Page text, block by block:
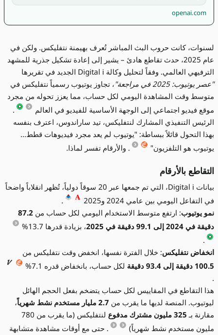
openai.com
لسنوات، كانت حروب البث المباشر تُعرف بهيمنة نتفليكس. ولكن في
عام 2025، حدث تقاطع هادئ – يشير إلى إعادة تشكيل جذرية للمشهد
الترفيهي العالمي. وفقاً لتحليل وكالة Digital i الجديد في تقريرها
"عصر يوتيوب: 2025 في مراجعة"
، تجاوز يوتيوب رسمياً نتفليكس في
متوسط وقت المشاهدة اليومي لكل حساب، مما يعزز تحوله من مجرد
موقع فيديو اجتماعي إلى الوجهة الأساسية للفيديو في العالم
.
الرئيس التنفيذي المشارك لنتفليكس، تيد ساراندوس، اعترف بنفسه
بهذا التحول قائلاً ببساطة: "يوتيوب لم يعد مجرد فيديوهات قطط...
يوتيوب هو التلفزيون"
. والأرقام تفسر لماذا.
التقاطع بالأرقام
بيانات Digital i، التي تم جمعها عبر 20 سوقاً دولياً، تُظهر انقلاباً واضحاً
في التفاعل اليومي بين عامي 2024 و2025
.
نمو يوتيوب: ارتفع متوسط الاستخدام اليومي لكل حساب من 87.2
دقيقة في 2024 إلى 99.1 دقيقة في 2025
، بزيادة قدرها 13.7%
.
انخفاض نتفليكس: خلال الفترة نفسها، انخفض وقت نتفليكس من
100.5 دقيقة إلى 93.4 دقيقة
لكل حساب، بانخفاض قدره 7.1%
.
هذا التقاطع في المقاييس لكل حساب يتضخم بفعل الحجم الهائل
ليوتيوب. المنصة لديها ما يقرب من 2.7 مليار مستخدم نشط شهرياً
،
مقارنة بـ 325 مليون مشترك مدفوع
لنتفليكس (ما يقرب من 780
مليون مستخدم نشط شهرياً)
. حتى مع أوقات مشاهدة متشابهة